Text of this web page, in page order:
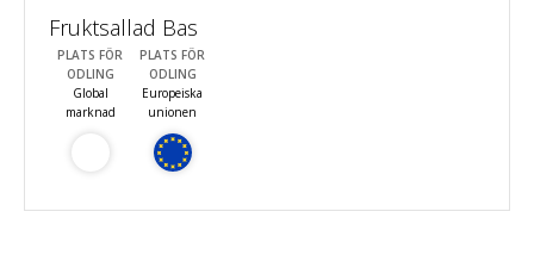
Fruktsallad Bas
PLATS FÖR
ODLING
Global
marknad
PLATS FÖR
ODLING
Europeiska
unionen